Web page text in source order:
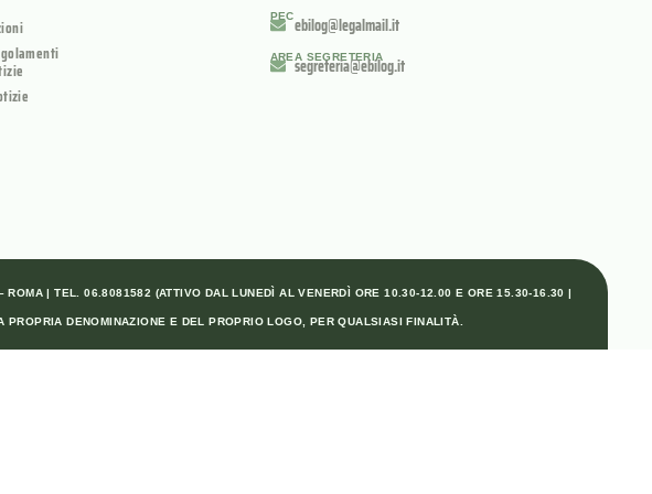
PECebilog@legalmail.it
AREA SEGRETERIA
segreteria@ebilog.it
| TEL. 06.8081582 (ATTIVO DAL LUNEDÌ AL VENERDÌ ORE 10.30-12.00 E ORE 15.30-16.30 |
DENOMINAZIONE E DEL PROPRIO LOGO, PER QUALSIASI FINALITÀ.